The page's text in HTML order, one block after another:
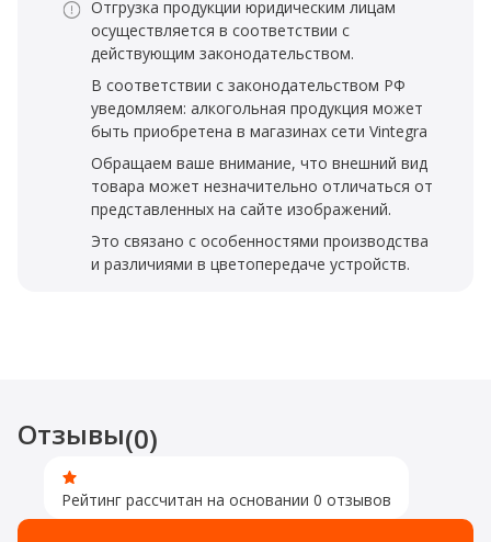
Отгрузка продукции юридическим лицам
осуществляется в соответствии с
действующим законодательством.
В соответствии с законодательством РФ
уведомляем: алкогольная продукция может
быть приобретена в магазинах сети Vintegra
Обращаем ваше внимание, что внешний вид
товара может незначительно отличаться от
представленных на сайте изображений.
Это связано с особенностями производства
и различиями в цветопередаче устройств.
Отзывы(0)
Рейтинг рассчитан на основании 0 отзывов